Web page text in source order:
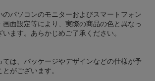
のパソコンのモニターおよびスマートフォン
画面設定等により、実際の商品の色と異なっ
ます。あらかじめご了承ください。
ては、パッケージやデザインなどの仕様が予
がございます。